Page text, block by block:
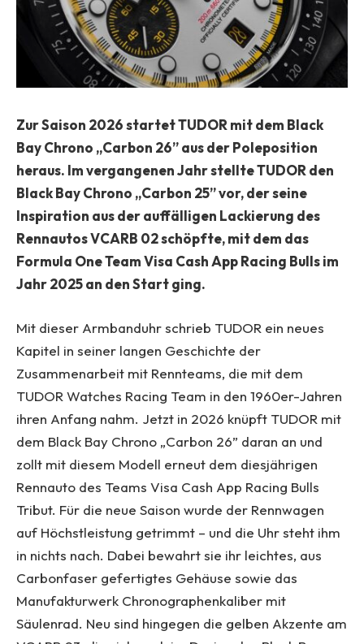
Zur Saison 2026 startet TUDOR mit dem Black
Bay Chrono „Carbon 26” aus der Poleposition
heraus. Im vergangenen Jahr stellte TUDOR den
Black Bay Chrono „Carbon 25” vor, der seine
Inspiration aus der auffälligen Lackierung des
Rennautos VCARB 02 schöpfte, mit dem das
Formula One Team Visa Cash App Racing Bulls im
Jahr 2025 an den Start ging.
Mit dieser Armbanduhr schrieb TUDOR ein neues
Kapitel in seiner langen Geschichte der
Zusammenarbeit mit Rennteams, die mit dem
TUDOR Watches Racing Team in den 1960er-Jahren
ihren Anfang nahm. Jetzt in 2026 knüpft TUDOR mit
dem Black Bay Chrono „Carbon 26” daran an und
zollt mit diesem Modell erneut dem diesjährigen
Rennauto des Teams Visa Cash App Racing Bulls
Tribut. Für die neue Saison wurde der Rennwagen
auf Höchstleistung getrimmt – und die Uhr steht ihm
in nichts nach. Dabei bewahrt sie ihr leichtes, aus
Carbonfaser gefertigtes Gehäuse sowie das
Manufakturwerk Chronographenkaliber mit
Säulenrad. Neu sind hingegen die gelben Akzente am